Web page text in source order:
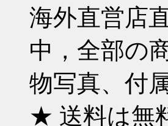
海外直営店
中，全部の
物写真、付
★ 送料は無